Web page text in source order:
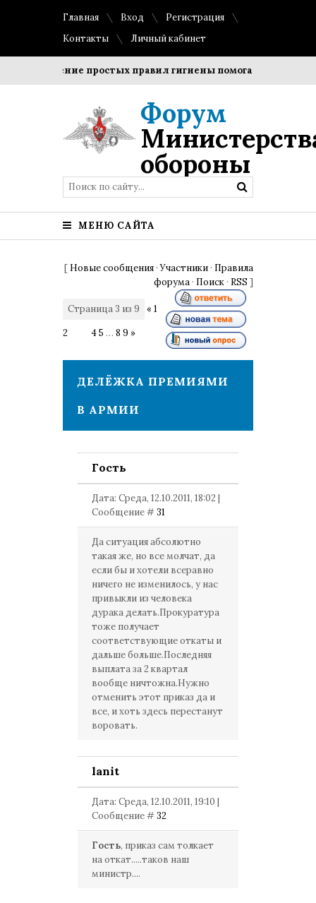
Главная Вход
Регистрация
Контакты
Личный кабинет
простых правил гигиены помогает сохранить
Форум
обороны
МЕНЮ САЙТА
[ Новые сообщения ·Участники · Правила
форума · Поиск · RSS ]
Страница 3 из 9 « 1
2
45 … 8 9 »
ДЕЛЁЖКА ПРЕМИЯМИ
В АРМИИ
Гость
Дата: Среда, 12.10.2011, 18:02 |
Сообщение #31
Да ситуация абсолютно
такая же, но все молчат, да
если бы и хотели всеравно
ничего не изменилось, у нас
привыкли из человека
дурака делать.Прокуратура
тоже получает
соответствующие откаты и
дальше больше.Последняя
выплата за 2 квартал
вообще ничтожна.Нужно
отменить этот приказ да и
все, и хоть здесь перестанут
воровать.
lanit
Дата: Среда, 12.10.2011, 19:10 |
Сообщение #32
Гость, приказ сам толкает
на откат.....таков наш
министр....